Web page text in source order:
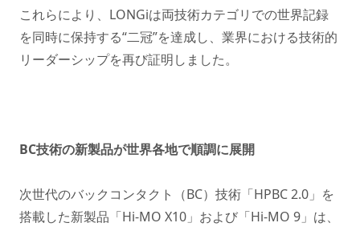
これらにより、LONGiは両技術カテゴリでの世界記録
を同時に保持する“二冠”を達成し、業界における技術的
リーダーシップを再び証明しました。
BC技術の新製品が世界各地で順調に展開
次世代のバックコンタクト（BC）技術「HPBC 2.0」を
搭載した新製品「Hi-MO X10」および「Hi-MO 9」は、